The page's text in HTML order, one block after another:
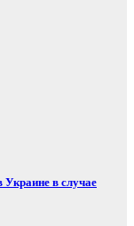
Украине в случае